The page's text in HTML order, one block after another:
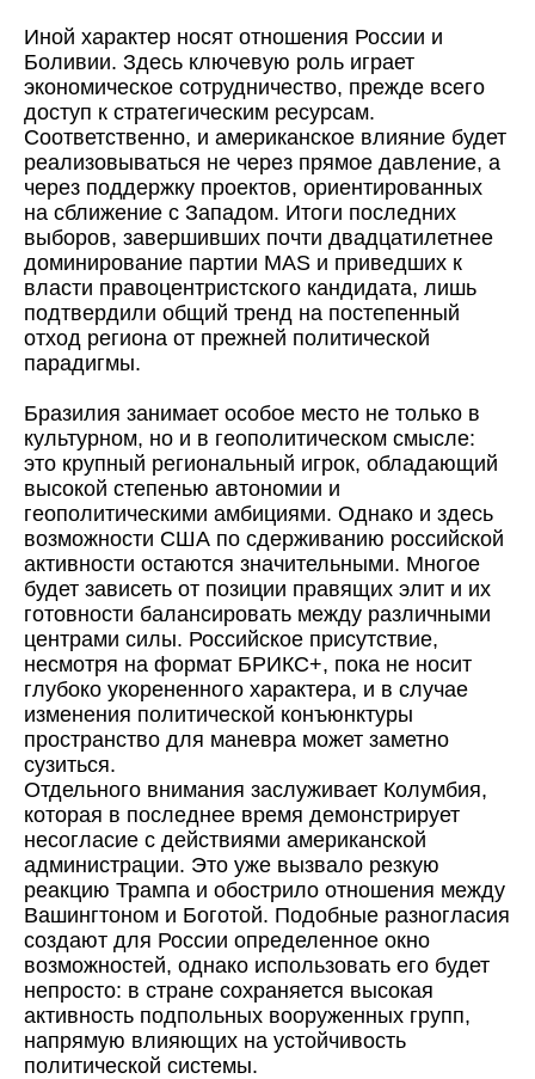
Иной характер носят отношения России и
Боливии. Здесь ключевую роль играет
экономическое сотрудничество, прежде всего
доступ к стратегическим ресурсам.
Соответственно, и американское влияние будет
реализовываться не через прямое давление, а
через поддержку проектов, ориентированных
на сближение с Западом. Итоги последних
выборов, завершивших почти двадцатилетнее
доминирование партии MAS и приведших к
власти правоцентристского кандидата, лишь
подтвердили общий тренд на постепенный
отход региона от прежней политической
парадигмы.
Бразилия занимает особое место не только в
культурном, но и в геополитическом смысле:
это крупный региональный игрок, обладающий
высокой степенью автономии и
геополитическими амбициями. Однако и здесь
возможности США по сдерживанию российской
активности остаются значительными. Многое
будет зависеть от позиции правящих элит и их
готовности балансировать между различными
центрами силы. Российское присутствие,
несмотря на формат БРИКС+, пока не носит
глубоко укорененного характера, и в случае
изменения политической конъюнктуры
пространство для маневра может заметно
сузиться.
Отдельного внимания заслуживает Колумбия,
которая в последнее время демонстрирует
несогласие с действиями американской
администрации. Это уже вызвало резкую
реакцию Трампа и обострило отношения между
Вашингтоном и Боготой. Подобные разногласия
создают для России определенное окно
возможностей, однако использовать его будет
непросто: в стране сохраняется высокая
активность подпольных вооруженных групп,
напрямую влияющих на устойчивость
политической системы.